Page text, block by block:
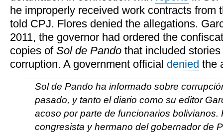
he improperly received work contracts from
told CPJ. Flores denied the allegations.
2011, the governor had ordered the
copies of Sol de Pando that included
corruption. A government official denied the
Sol de Pando ha informado sobre
pasado, y tanto el diario como su editor
acoso por parte de funcionarios bolivianos.
congresista y hermano del gobernador de